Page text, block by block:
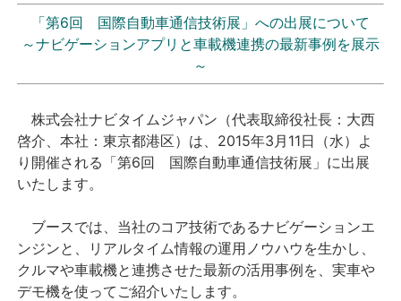
サービス
個人向けサービス
法人向けサービス
採用情報
English
「第6回 国際自動車通信技術展」への出展について
～ナビゲーションアプリと車載機連携の最新事例を展示
～
株式会社ナビタイムジャパン（代表取締役社長：大西
啓介、本社：東京都港区）は、2015年3月11日（水）よ
り開催される「第6回 国際自動車通信技術展」に出展
いたします。
ブースでは、当社のコア技術であるナビゲーションエ
ンジンと、リアルタイム情報の運用ノウハウを生かし、
クルマや車載機と連携させた最新の活用事例を、実車や
デモ機を使ってご紹介いたします。